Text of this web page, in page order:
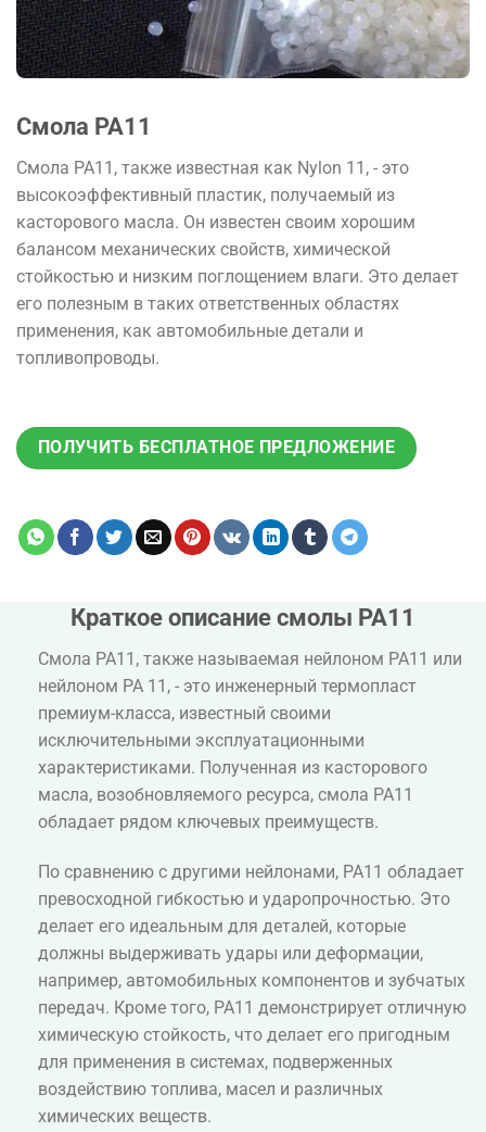
Смола PA11
Смола PA11, также известная как Nylon 11, - это
высокоэффективный пластик, получаемый из
касторового масла. Он известен своим хорошим
балансом механических свойств, химической
стойкостью и низким поглощением влаги. Это делает
его полезным в таких ответственных областях
применения, как автомобильные детали и
топливопроводы.
ПОЛУЧИТЬ БЕСПЛАТНОЕ ПРЕДЛОЖЕНИЕ
Краткое описание смолы PA11
Смола PA11, также называемая нейлоном PA11 или
нейлоном PA 11, - это инженерный термопласт
премиум-класса, известный своими
исключительными эксплуатационными
характеристиками. Полученная из касторового
масла, возобновляемого ресурса, смола PA11
обладает рядом ключевых преимуществ.
По сравнению с другими нейлонами, PA11 обладает
превосходной гибкостью и ударопрочностью. Это
делает его идеальным для деталей, которые
должны выдерживать удары или деформации,
например, автомобильных компонентов и зубчатых
передач. Кроме того, PA11 демонстрирует отличную
химическую стойкость, что делает его пригодным
для применения в системах, подверженных
воздействию топлива, масел и различных
химических веществ.